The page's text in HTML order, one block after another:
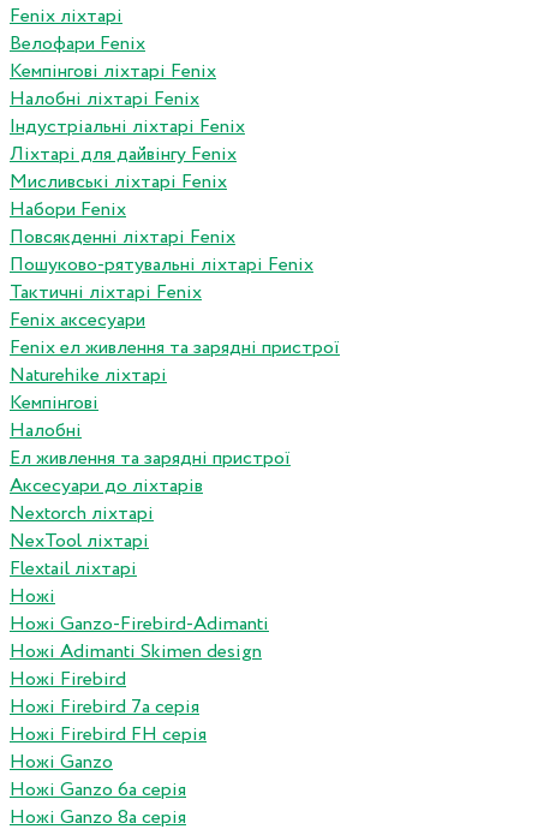
Fenix ліхтарі
Велофари Fenix
Кемпінгові ліхтарі Fenix
Налобні ліхтарі Fenix
Індустріальні ліхтарі Fenix
Ліхтарі для дайвінгу Fenix
Мисливські ліхтарі Fenix
Набори Fenix
Повсякденні ліхтарі Fenix
Пошуково-рятувальні ліхтарі Fenix
Тактичні ліхтарі Fenix
Fenix аксесуари
Fenix ел живлення та зарядні пристрої
Naturehike ліхтарі
Кемпінгові
Налобні
Ел живлення та зарядні пристрої
Аксесуари до ліхтарів
Nextorch ліхтарі
NexTool ліхтарі
Flextail ліхтарі
Ножі
Ножі Ganzo-Firebird-Adimanti
Ножі Adimanti Skimen design
Ножі Firebird
Ножі Firebird 7а серія
Ножі Firebird FH серія
Ножі Ganzo
Ножі Ganzo 6а серія
Ножі Ganzo 8а серія